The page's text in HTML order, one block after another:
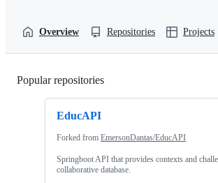
Overview Repositories Projects
Popular repositories
EducAPI
Forked from EmersonDantas/EducAPI
Springboot API that provides contexts and
collaborative database.